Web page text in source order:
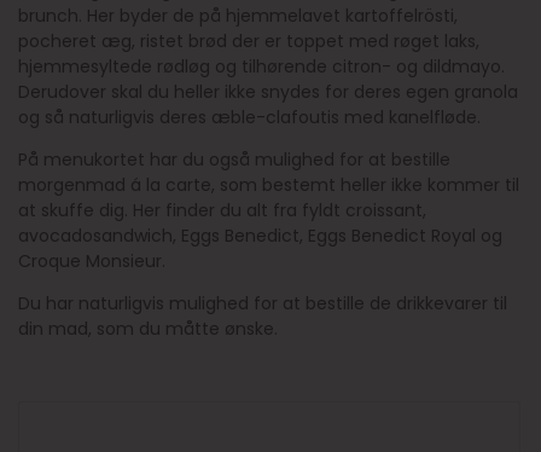
brunch. Her byder de på hjemmelavet kartoffelrösti,
pocheret æg, ristet brød der er toppet med røget laks,
hjemmesyltede rødløg og tilhørende citron- og dildmayo.
Derudover skal du heller ikke snydes for deres egen granola
og så naturligvis deres æble-clafoutis med kanelfløde.
På menukortet har du også mulighed for at bestille
morgenmad á la carte, som bestemt heller ikke kommer til
at skuffe dig. Her finder du alt fra fyldt croissant,
avocadosandwich, Eggs Benedict, Eggs Benedict Royal og
Croque Monsieur.
Du har naturligvis mulighed for at bestille de drikkevarer til
din mad, som du måtte ønske.